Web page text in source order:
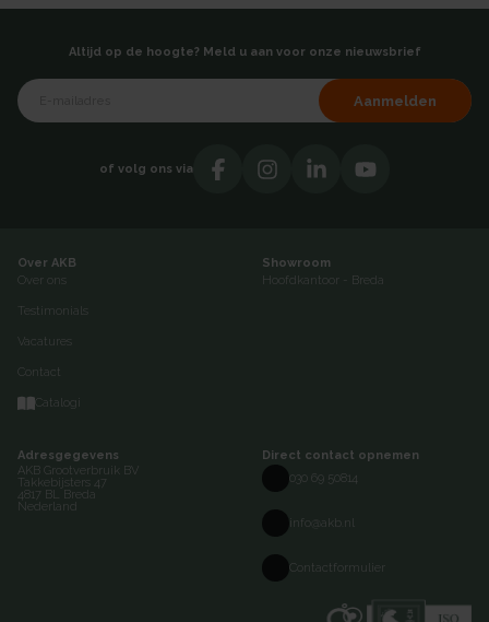
Altijd op de hoogte? Meld u aan voor onze nieuwsbrief
Aanmelden
of volg ons via
Over AKB
Over ons
Testimonials
Vacatures
Contact
Catalogi
Showroom
Hoofdkantoor - Breda
Adresgegevens
AKB Grootverbruik BV
Takkebijsters 47
4817 BL Breda
Nederland
Direct contact opnemen
030 69 50814
info@akb.nl
Contactformulier